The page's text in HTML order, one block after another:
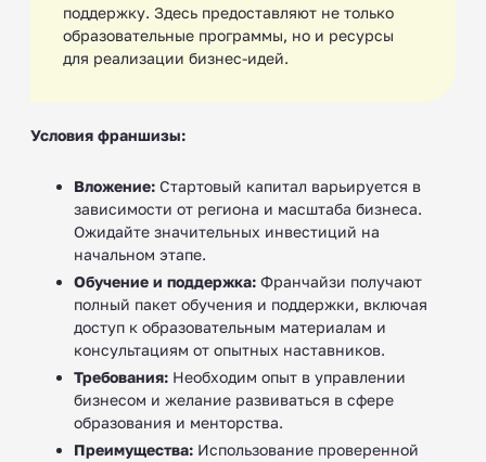
поддержку. Здесь предоставляют не только
образовательные программы, но и ресурсы
для реализации бизнес-идей.
Условия франшизы:
Вложение: Стартовый капитал варьируется в
зависимости от региона и масштаба бизнеса.
Ожидайте значительных инвестиций на
начальном этапе.
Обучение и поддержка: Франчайзи получают
полный пакет обучения и поддержки, включая
доступ к образовательным материалам и
консультациям от опытных наставников.
Требования: Необходим опыт в управлении
бизнесом и желание развиваться в сфере
образования и менторства.
Преимущества: Использование проверенной